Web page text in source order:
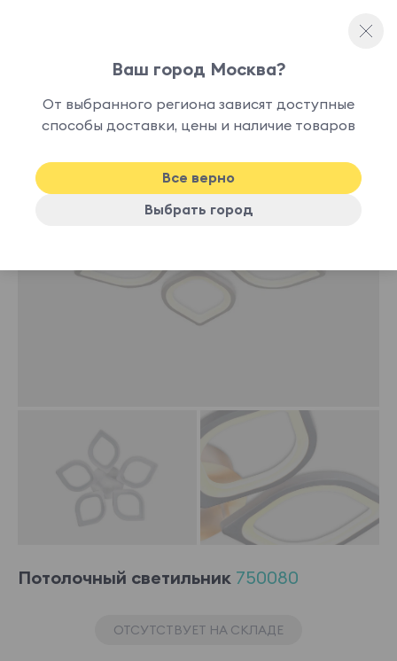
наличии
Потолочный светильник 750080
ОТСУТСТВУЕТ НА СКЛАДЕ
Ваш город Москва?
От выбранного региона зависят доступные
способы доставки, цены и наличие товаров
Все верно
Выбрать город